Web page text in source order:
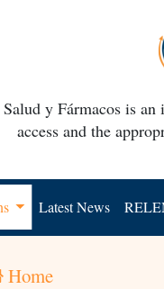
Salud y Fármacos is
access and the
Latest News
Home